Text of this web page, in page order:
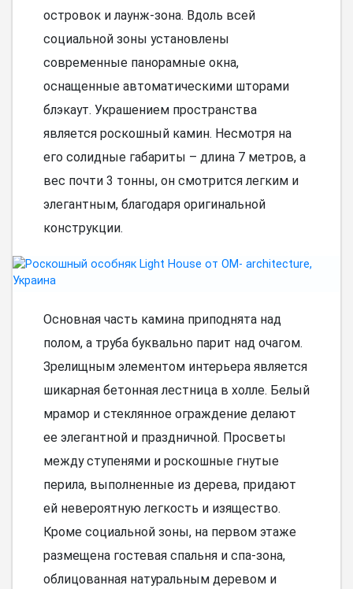
островок и лаунж-зона. Вдоль всей
социальной зоны установлены
современные панорамные окна,
оснащенные автоматическими шторами
блэкаут. Украшением пространства
является роскошный камин. Несмотря на
его солидные габариты – длина 7 метров, а
вес почти 3 тонны, он смотрится легким и
элегантным, благодаря оригинальной
конструкции.
Основная часть камина приподнята над
полом, а труба буквально парит над очагом.
Зрелищным элементом интерьера является
шикарная бетонная лестница в холле. Белый
мрамор и стеклянное ограждение делают
ее элегантной и праздничной. Просветы
между ступенями и роскошные гнутые
перила, выполненные из дерева, придают
ей невероятную легкость и изящество.
Кроме социальной зоны, на первом этаже
размещена гостевая спальня и спа-зона,
облицованная натуральным деревом и